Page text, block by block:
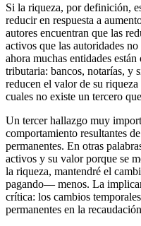
Si la riqueza, por definición,
reducir en respuesta a
autores encuentran que las
activos que las autoridades
ahora muchas entidades
tributaria: bancos, notarías, y
reducen el valor de su
cuales no existe un tercero
Un tercer hallazgo muy
comportamiento resultantes
permanentes. En otras
activos y su valor porque se
la riqueza, mantendré el
pagando— menos. La
crítica: los cambios
permanentes en la